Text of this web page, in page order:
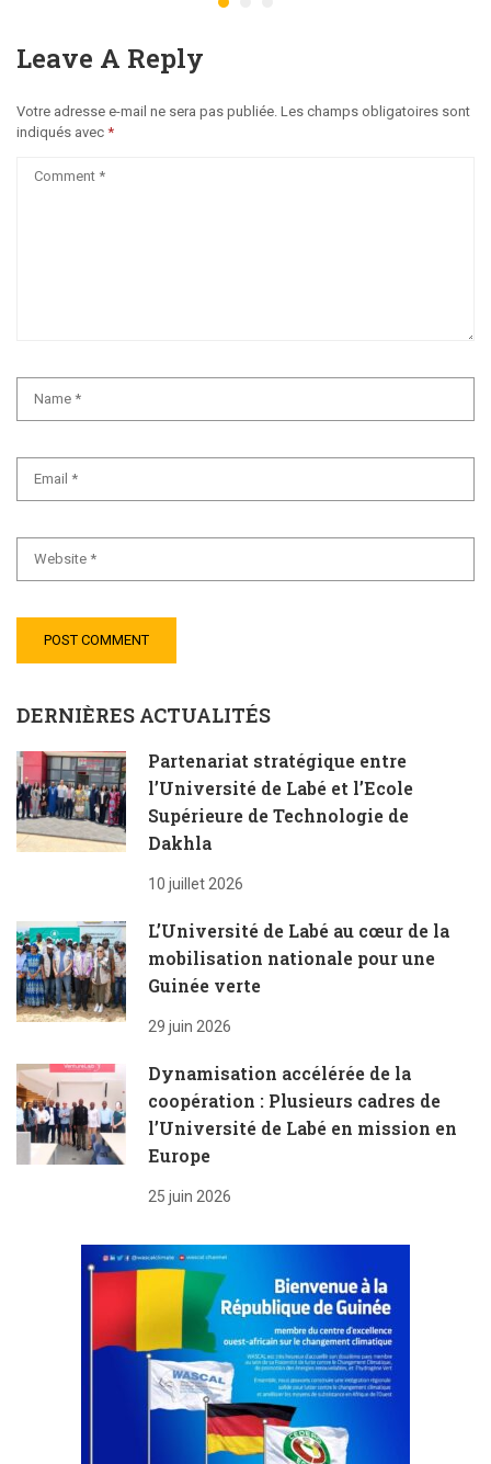
Leave A Reply
Votre adresse e-mail ne sera pas publiée. Les champs obligatoires sont
indiqués avec *
DERNIÈRES ACTUALITÉS
Partenariat stratégique entre
l’Université de Labé et l’Ecole
Supérieure de Technologie de
Dakhla
10 juillet 2026
L’Université de Labé au cœur de la
mobilisation nationale pour une
Guinée verte
29 juin 2026
Dynamisation accélérée de la
coopération : Plusieurs cadres de
l’Université de Labé en mission en
Europe
25 juin 2026